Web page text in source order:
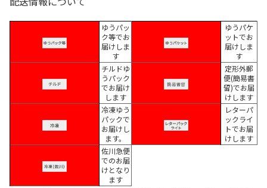
ゆうパッ
ク等でお
届けしま
す
ゆうパケ
ットでお
届けしま
す
チルドゆ
うパック
でお届け
します
定形外郵
便(簡易書
留)でお届
けします
冷凍ゆう
パックで
お届けし
ます。
レターパ
ックライ
トでお届
けします
佐川急便
でのお届
けとなり
ます